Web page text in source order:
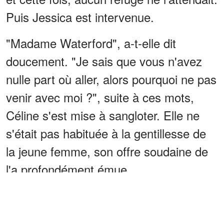
Puis Jessica est intervenue.
"Madame Waterford", a-t-elle dit
doucement. "Je sais que vous n'avez
nulle part où aller, alors pourquoi ne pas
venir avec moi ?", suite à ces mots,
Céline s'est mise à sangloter. Elle ne
s'était pas habituée à la gentillesse de
la jeune femme, son offre soudaine de
l'a profondément émue.